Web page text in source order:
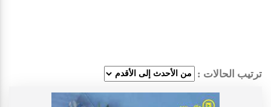
ترتيب الحالات :